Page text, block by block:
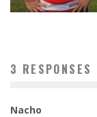
3 RESPONSES
Nacho